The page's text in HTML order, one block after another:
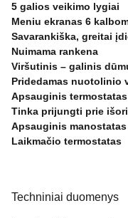
5 galios veikimo lygiai
Meniu ekranas 6
Savarankiška, greitai
Nuimama rankena
Viršutinis – galinis
Pridedamas nuotolinio
Apsauginis termostatas
Tinka prijungti prie
Apsauginis manostatas
Laikmačio termostatas
Techniniai duomenys